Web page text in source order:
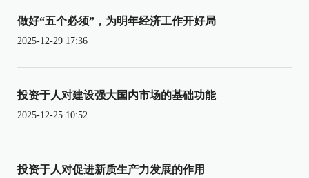
做好“五个必须”，为明年经济工作开好局
2025-12-29 17:36
投资于人对建设强大国内市场的基础功能
2025-12-25 10:52
投资于人对促进新质生产力发展的作用